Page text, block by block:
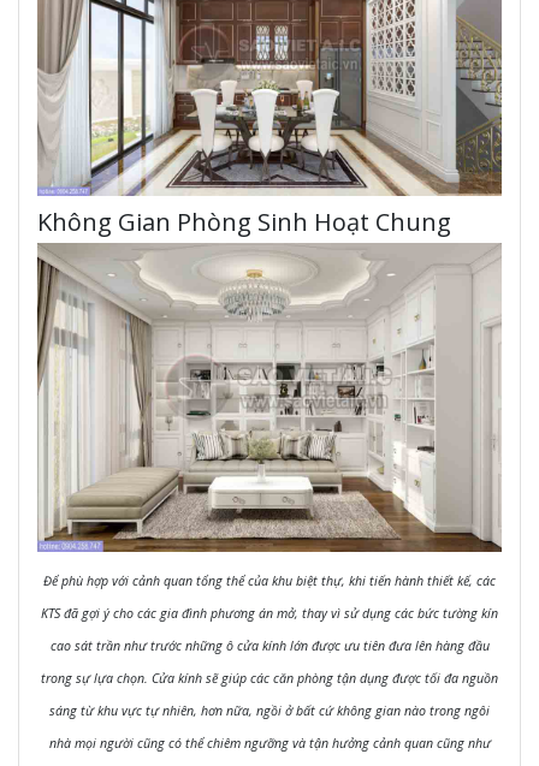
Không Gian Phòng Sinh Hoạt Chung
Để phù hợp với cảnh quan tổng thể của khu biệt thự, khi tiến hành thiết kế, các
KTS đã gợi ý cho các gia đình phương án mở, thay vì sử dụng các bức tường kín
cao sát trần như trước những ô cửa kính lớn được ưu tiên đưa lên hàng đầu
trong sự lựa chọn. Cửa kính sẽ giúp các căn phòng tận dụng được tối đa nguồn
sáng từ khu vực tự nhiên, hơn nữa, ngồi ở bất cứ không gian nào trong ngôi
nhà mọi người cũng có thể chiêm ngưỡng và tận hưởng cảnh quan cũng như